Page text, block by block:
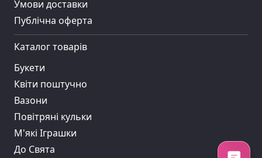
Умови доставки
Публiчна оферта
Каталог товарів
Букети
Квіти поштучно
Вазони
Повітряні кульки
М'які Іграшки
До Свята